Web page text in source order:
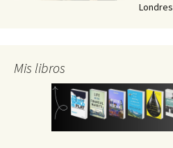
Mis libros